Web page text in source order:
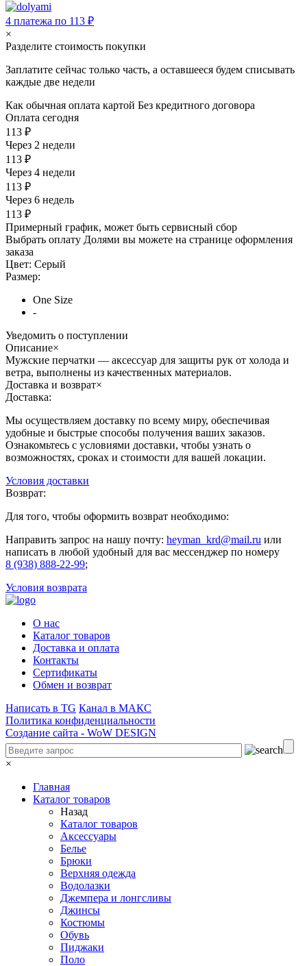
4 платежа по 113 ₽
×
Разделите стоимость покупки
Заплатите сейчас только часть, а оставшееся будем списывать
каждые две недели
Как обычная оплата картой Без кредитного договора
Оплата сегодня
113 ₽
Через 2 недели
113 ₽
Через 4 недели
113 ₽
Через 6 недель
113 ₽
Примерный график, может быть сервисный сбор
Выбрать оплату Долями вы можете на странице оформления
заказа
Цвет: Серый
Размер:
One Size
-
Уведомить о поступлении
Описание×
Мужские перчатки — аксессуар для защиты рук от холода и
ветра, выполнены из качественных материалов.
Доставка и возврат×
Доставка:
Мы осуществляем доставку по всему миру, обеспечивая
удобные и быстрые способы получения ваших заказов.
Ознакомьтесь с условиями доставки, чтобы узнать о
возможностях, сроках и стоимости для вашей локации.
Условия доставки
Возврат:
Для того, чтобы оформить возврат необходимо:
Направить запрос на нашу почту: heyman_krd@mail.ru или
написать в любой удобный для вас мессенджер по номеру
8 (938) 888-22-99;
Условия возврата
О нас
Каталог товаров
Доставка и оплата
Контакты
Сертификаты
Обмен и возврат
Написать в TG Канал в МАКС
Политика конфиденциальности
Создание сайта - WoW DESIGN
×
Главная
Каталог товаров
Назад
Каталог товаров
Аксессуары
Белье
Брюки
Верхняя одежда
Водолазки
Джемпера и лонгсливы
Джинсы
Костюмы
Обувь
Пиджаки
Поло